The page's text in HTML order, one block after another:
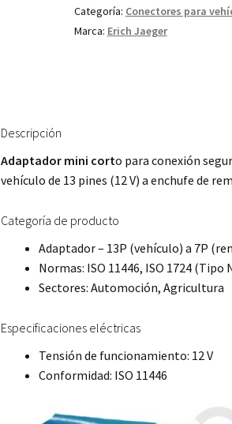
Categoría: Conectores para
Marca: Erich Jaeger
Descripción
Adaptador mini corto para conexión
vehículo de 13 pines (12 V) a enchufe de
Categoría de producto
Adaptador – 13P (vehículo) a 7P
Normas: ISO 11446, ISO 1724 (Tipo
Sectores: Automoción, Agricultura
Especificaciones eléctricas
Tensión de funcionamiento: 12 V
Conformidad: ISO 11446